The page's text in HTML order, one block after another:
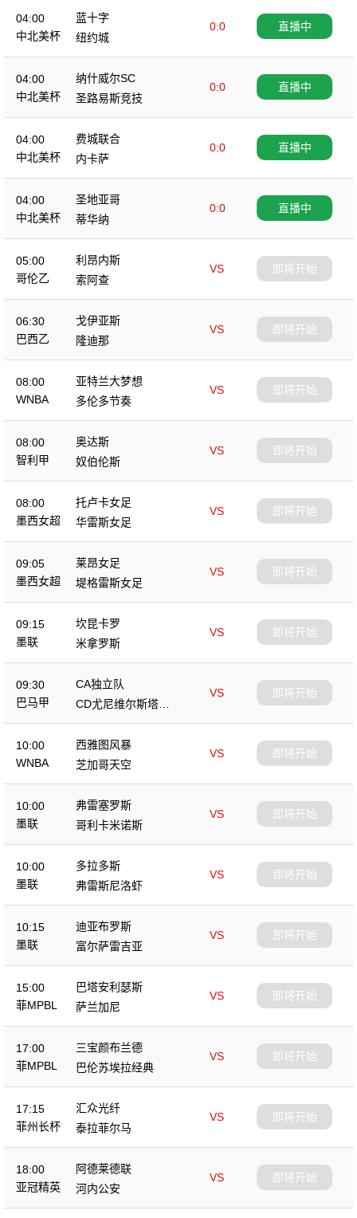
04:00
中北美杯
蓝十字
0:0
纽约城
直播中
04:00
中北美杯
纳什威尔SC
0:0
圣路易斯竞技
直播中
04:00
中北美杯
费城联合
0:0
内卡萨
直播中
04:00
中北美杯
圣地亚哥
0:0
蒂华纳
直播中
05:00
哥伦乙
利昂内斯
VS
索阿查
即将开始
06:30
巴西乙
戈伊亚斯
VS
隆迪那
即将开始
08:00
WNBA
亚特兰大梦想
VS
多伦多节奏
即将开始
08:00
智利甲
奥达斯
VS
奴伯伦斯
即将开始
08:00
墨西女超
托卢卡女足
VS
华雷斯女足
即将开始
09:05
墨西女超
莱昂女足
VS
堤格雷斯女足
即将开始
09:15
墨联
坎昆卡罗
VS
米拿罗斯
即将开始
09:30
巴马甲
CA独立队
VS
CD尤尼维尔斯塔里
奥
即将开始
10:00
WNBA
西雅图风暴
VS
芝加哥天空
即将开始
10:00
墨联
弗雷塞罗斯
VS
哥利卡米诺斯
即将开始
10:00
墨联
多拉多斯
VS
弗雷斯尼洛虾
即将开始
10:15
墨联
迪亚布罗斯
VS
富尔萨雷吉亚
即将开始
15:00
菲MPBL
巴塔安利瑟斯
VS
萨兰加尼
即将开始
17:00
菲MPBL
三宝颜布兰德
VS
巴伦苏埃拉经典
即将开始
17:15
菲州长杯
汇众光纤
VS
泰拉菲尔马
即将开始
18:00
亚冠精英
阿德莱德联
VS
河内公安
即将开始